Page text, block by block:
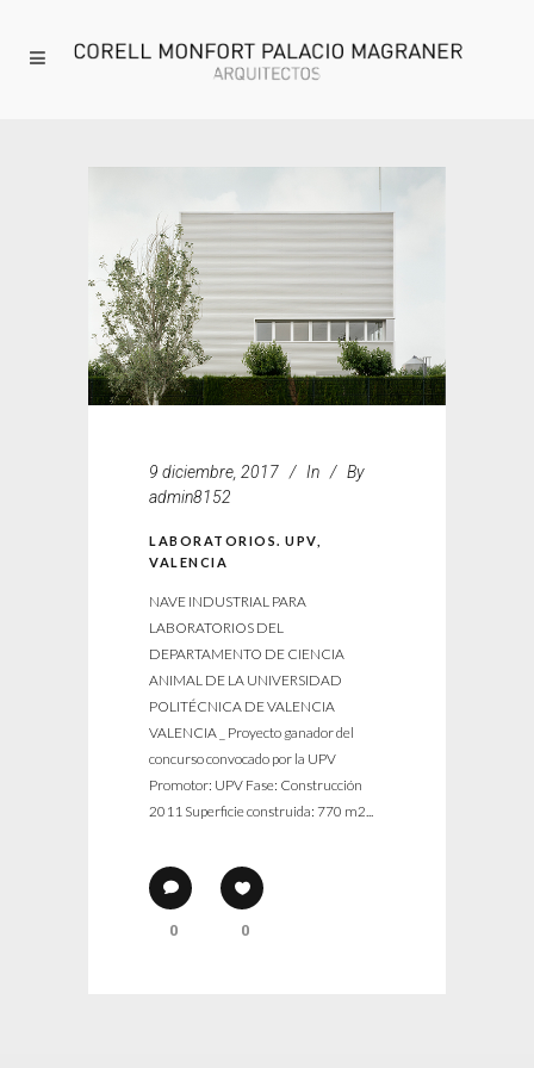
9 diciembre, 2017 In
By
admin8152
LABORATORIOS. UPV,
VALENCIA
NAVE INDUSTRIAL PARA
LABORATORIOS DEL
DEPARTAMENTO DE CIENCIA
ANIMAL DE LA UNIVERSIDAD
POLITÉCNICA DE VALENCIA
VALENCIA _ Proyecto ganador del
concurso convocado por la UPV
Promotor: UPV Fase: Construcción
2011 Superficie construida: 770 m2...
0 0